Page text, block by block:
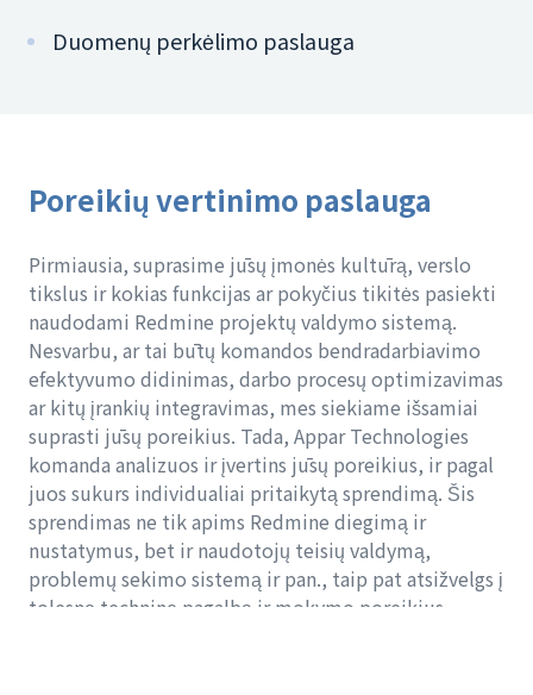
Duomenų perkėlimo paslauga
Poreikių vertinimo paslauga
Pirmiausia, suprasime jūsų įmonės kultūrą, verslo
tikslus ir kokias funkcijas ar pokyčius tikitės pasiekti
naudodami Redmine projektų valdymo sistemą.
Nesvarbu, ar tai būtų komandos bendradarbiavimo
efektyvumo didinimas, darbo procesų optimizavimas
ar kitų įrankių integravimas, mes siekiame išsamiai
suprasti jūsų poreikius. Tada, Appar Technologies
komanda analizuos ir įvertins jūsų poreikius, ir pagal
juos sukurs individualiai pritaikytą sprendimą. Šis
sprendimas ne tik apims Redmine diegimą ir
nustatymus, bet ir naudotojų teisių valdymą,
problemų sekimo sistemą ir pan., taip pat atsižvelgs į
tolesnę techninę pagalbą ir mokymo poreikius.